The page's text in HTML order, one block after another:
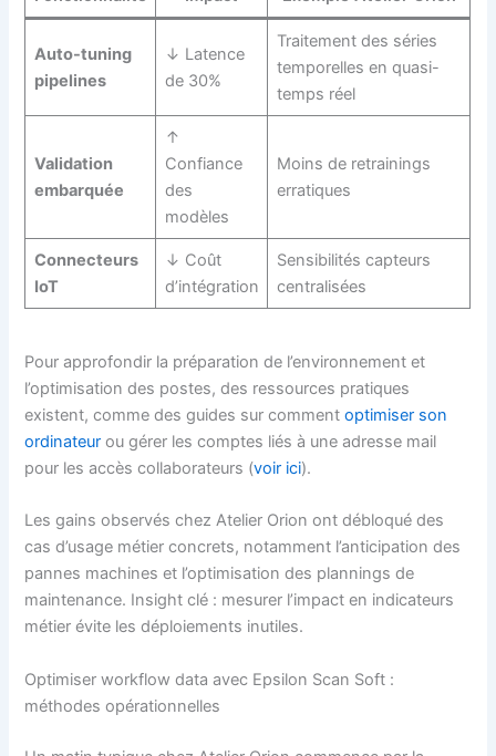
Auto-tuning
pipelines
↓ Latence
de 30%
Traitement des séries
temporelles en quasi-
temps réel
Validation
embarquée
↑
Confiance
des
modèles
Moins de retrainings
erratiques
Connecteurs
IoT
↓ Coût
d’intégration
Sensibilités capteurs
centralisées
Pour approfondir la préparation de l’environnement et
l’optimisation des postes, des ressources pratiques
existent, comme des guides sur commentoptimiser son
ordinateur ou gérer les comptes liés à une adresse mail
pour les accès collaborateurs (voir ici).
Les gains observés chez Atelier Orion ont débloqué des
cas d’usage métier concrets, notamment l’anticipation des
pannes machines et l’optimisation des plannings de
maintenance. Insight clé : mesurer l’impact en indicateurs
métier évite les déploiements inutiles.
Optimiser workflow data avec Epsilon Scan Soft :
méthodes opérationnelles